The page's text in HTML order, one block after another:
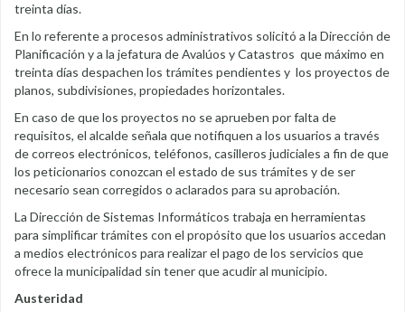
treinta días.
En lo referente a procesos administrativos solicitó a la Dirección de
Planificación y a la jefatura de Avalúos y Catastros que máximo en
treinta días despachen los trámites pendientes y los proyectos de
planos, subdivisiones, propiedades horizontales.
En caso de que los proyectos no se aprueben por falta de
requisitos, el alcalde señala que notifiquen a los usuarios a través
de correos electrónicos, teléfonos, casilleros judiciales a fin de que
los peticionarios conozcan el estado de sus trámites y de ser
necesario sean corregidos o aclarados para su aprobación.
La Dirección de Sistemas Informáticos trabaja en herramientas
para simplificar trámites con el propósito que los usuarios accedan
a medios electrónicos para realizar el pago de los servicios que
ofrece la municipalidad sin tener que acudir al municipio.
Austeridad